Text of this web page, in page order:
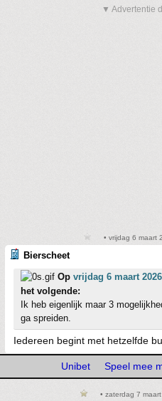
▼ Advertentie
• vrijdag 6 maart
Bierscheet
Op vrijdag 6 maart
het volgende:
Ik heb eigenlijk maar 3
ga spreiden.
Iedereen begint met hetzelfde
Unibet Speel mee
• zaterdag 7